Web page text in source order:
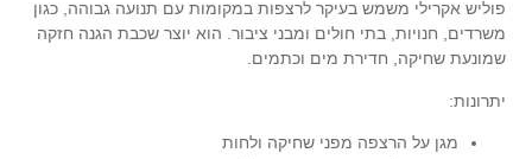
פוליש אקרילי משמש בעיקר לרצפות במקומות עם תנועה גבוהה, כגון
משרדים, חנויות, בתי חולים ומבני ציבור. הוא יוצר שכבת הגנה חזקה
שמונעת שחיקה, חדירת מים וכתמים.
יתרונות:
מגן על הרצפה מפני שחיקה ולחות